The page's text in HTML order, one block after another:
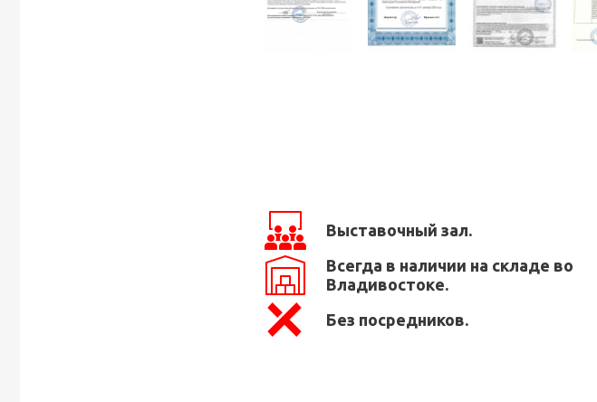
Выставочный зал.
Всегда в наличии на складе во
Владивостоке.
Без посредников.